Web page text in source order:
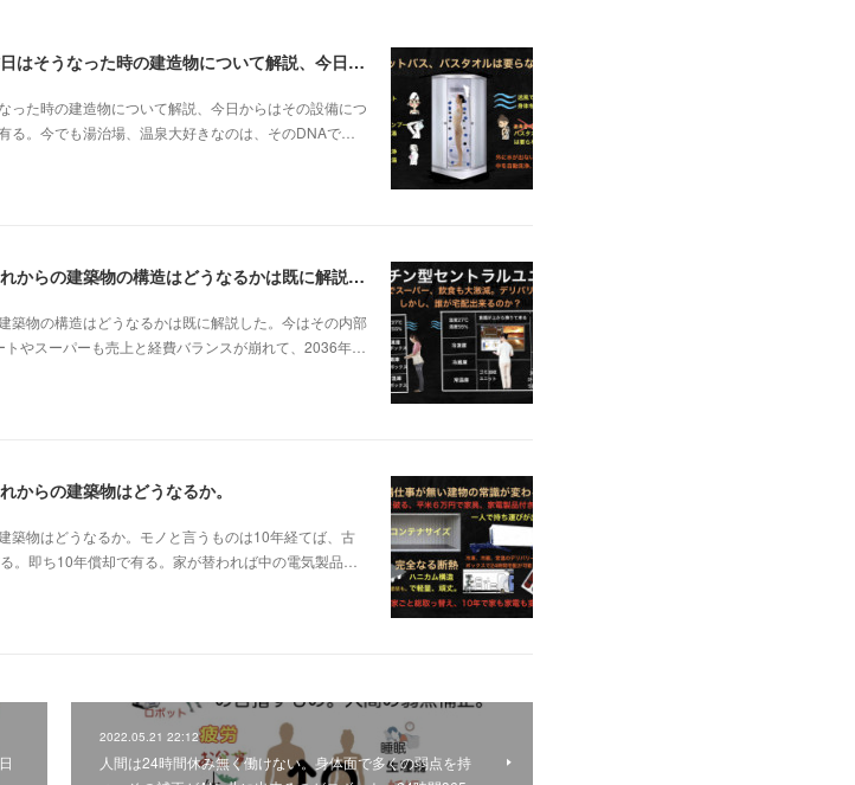
一昨日の解説で未曽有の人口減少で不動産は無価値、昨日はそうなった時の建造物について解説、今日からはその設備について解説をして行く。
た時の建造物について解説、今日からはその設備につ
。今でも湯治場、温泉大好きなのは、そのDNAで…
日本の不動産を無価値にする未曽有の人口減少。ではこれからの建築物の構造はどうなるかは既に解説した。今はその内部の内容。その1
築物の構造はどうなるかは既に解説した。今はその内部
やスーパーも売上と経費バランスが崩れて、2036年…
からの建築物はどうなるか。
築物はどうなるか。モノと言うものは10年経てば、古
。即ち10年償却で有る。家が替われば中の電気製品…
2022.05.21 22:12
人間は24時間休み無く働けない。身体面で多くの弱点を持